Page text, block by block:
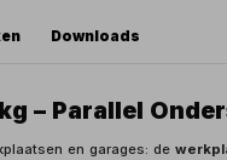
Downloads
– Parallel
en garages: de